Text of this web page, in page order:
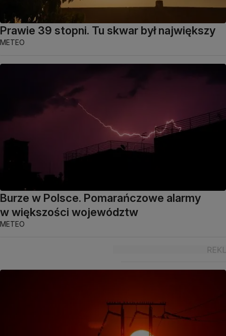
Prawie 39 stopni. Tu skwar był największy
METEO
Burze w Polsce. Pomarańczowe alarmy
w większości województw
METEO